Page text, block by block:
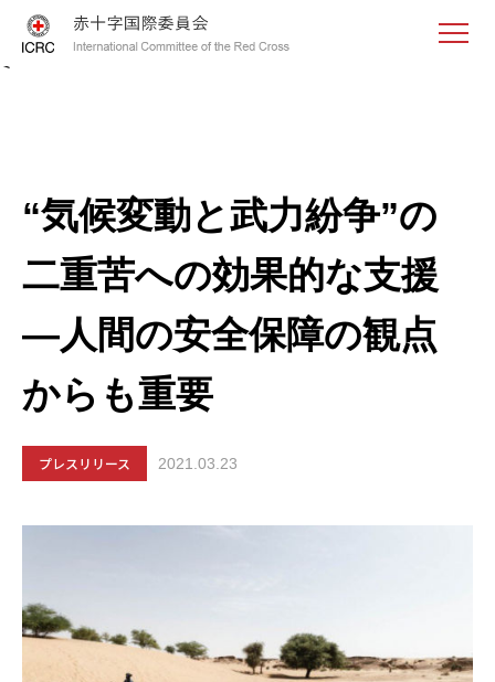
<
“気候変動と武力紛争”の
二重苦への効果的な支援
―人間の安全保障の観点
からも重要
プレスリリース 2021.03.23